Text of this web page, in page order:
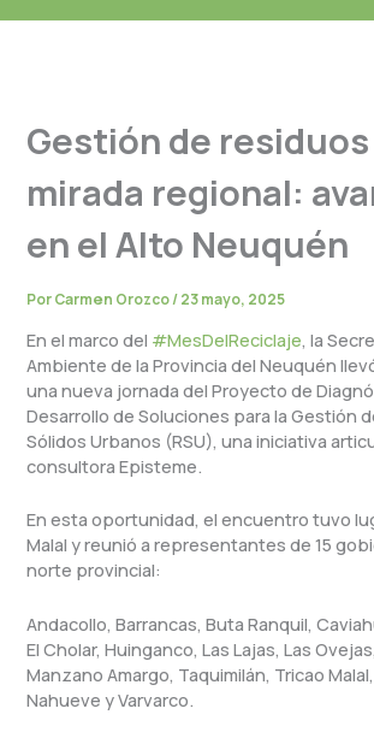
Gestión de
mirada regional:
en el Alto Neuquén
PorCarmen Orozco/23 mayo, 2025
En el marco del #MesDelReciclaje, la
Ambiente de la Provincia del Neuquén
una nueva jornada del Proyecto de
Desarrollo de Soluciones para la Gestión
Sólidos Urbanos (RSU), una iniciativa
consultora Episteme.
En esta oportunidad, el encuentro tuvo
Malal y reunió a representantes de 15
norte provincial:
Andacollo, Barrancas, Buta Ranquil,
El Cholar, Huinganco, Las Lajas, Las
Manzano Amargo, Taquimilán, Tricao
Nahueve y Varvarco.